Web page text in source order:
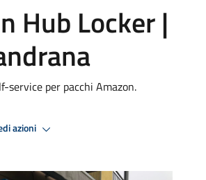
Hub Locker |
service per pacchi Amazon.
azioni